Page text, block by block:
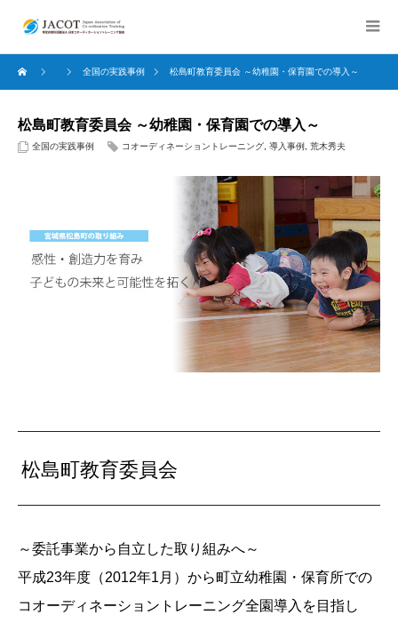
全国の実践事例 松島町教育委員会 ～幼稚園・保育園での導入～
松島町教育委員会 ～幼稚園・保育園での導入～
全国の実践事例 コオーディネーショントレーニング 導入事例 荒木秀夫
松島町教育委員会
～委託事業から自立した取り組みへ～
平成23年度（2012年1月）から町立幼稚園・保育所での
コオーディネーショントレーニング全園導入を目指し